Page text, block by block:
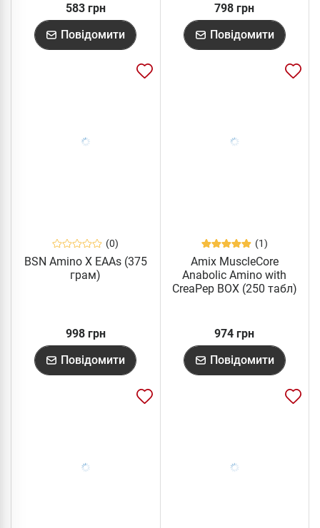
583 грн
Повідомити
798 грн
Повідомити
(0)
BSN Amino X EAAs (375
грам)
998 грн
Повідомити
(1)
Amix MuscleCore
Anabolic Amino with
CreaPep BOX (250 табл)
974 грн
Повідомити